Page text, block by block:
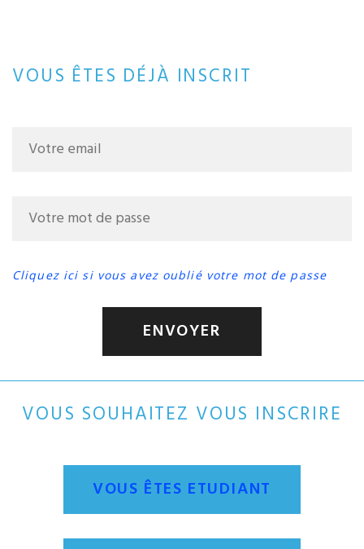
VOUS ÊTES DÉJÀ INSCRIT
Cliquez ici si vous avez oublié votre mot de passe
ENVOYER
VOUS SOUHAITEZ VOUS INSCRIRE
VOUS ÊTES ETUDIANT